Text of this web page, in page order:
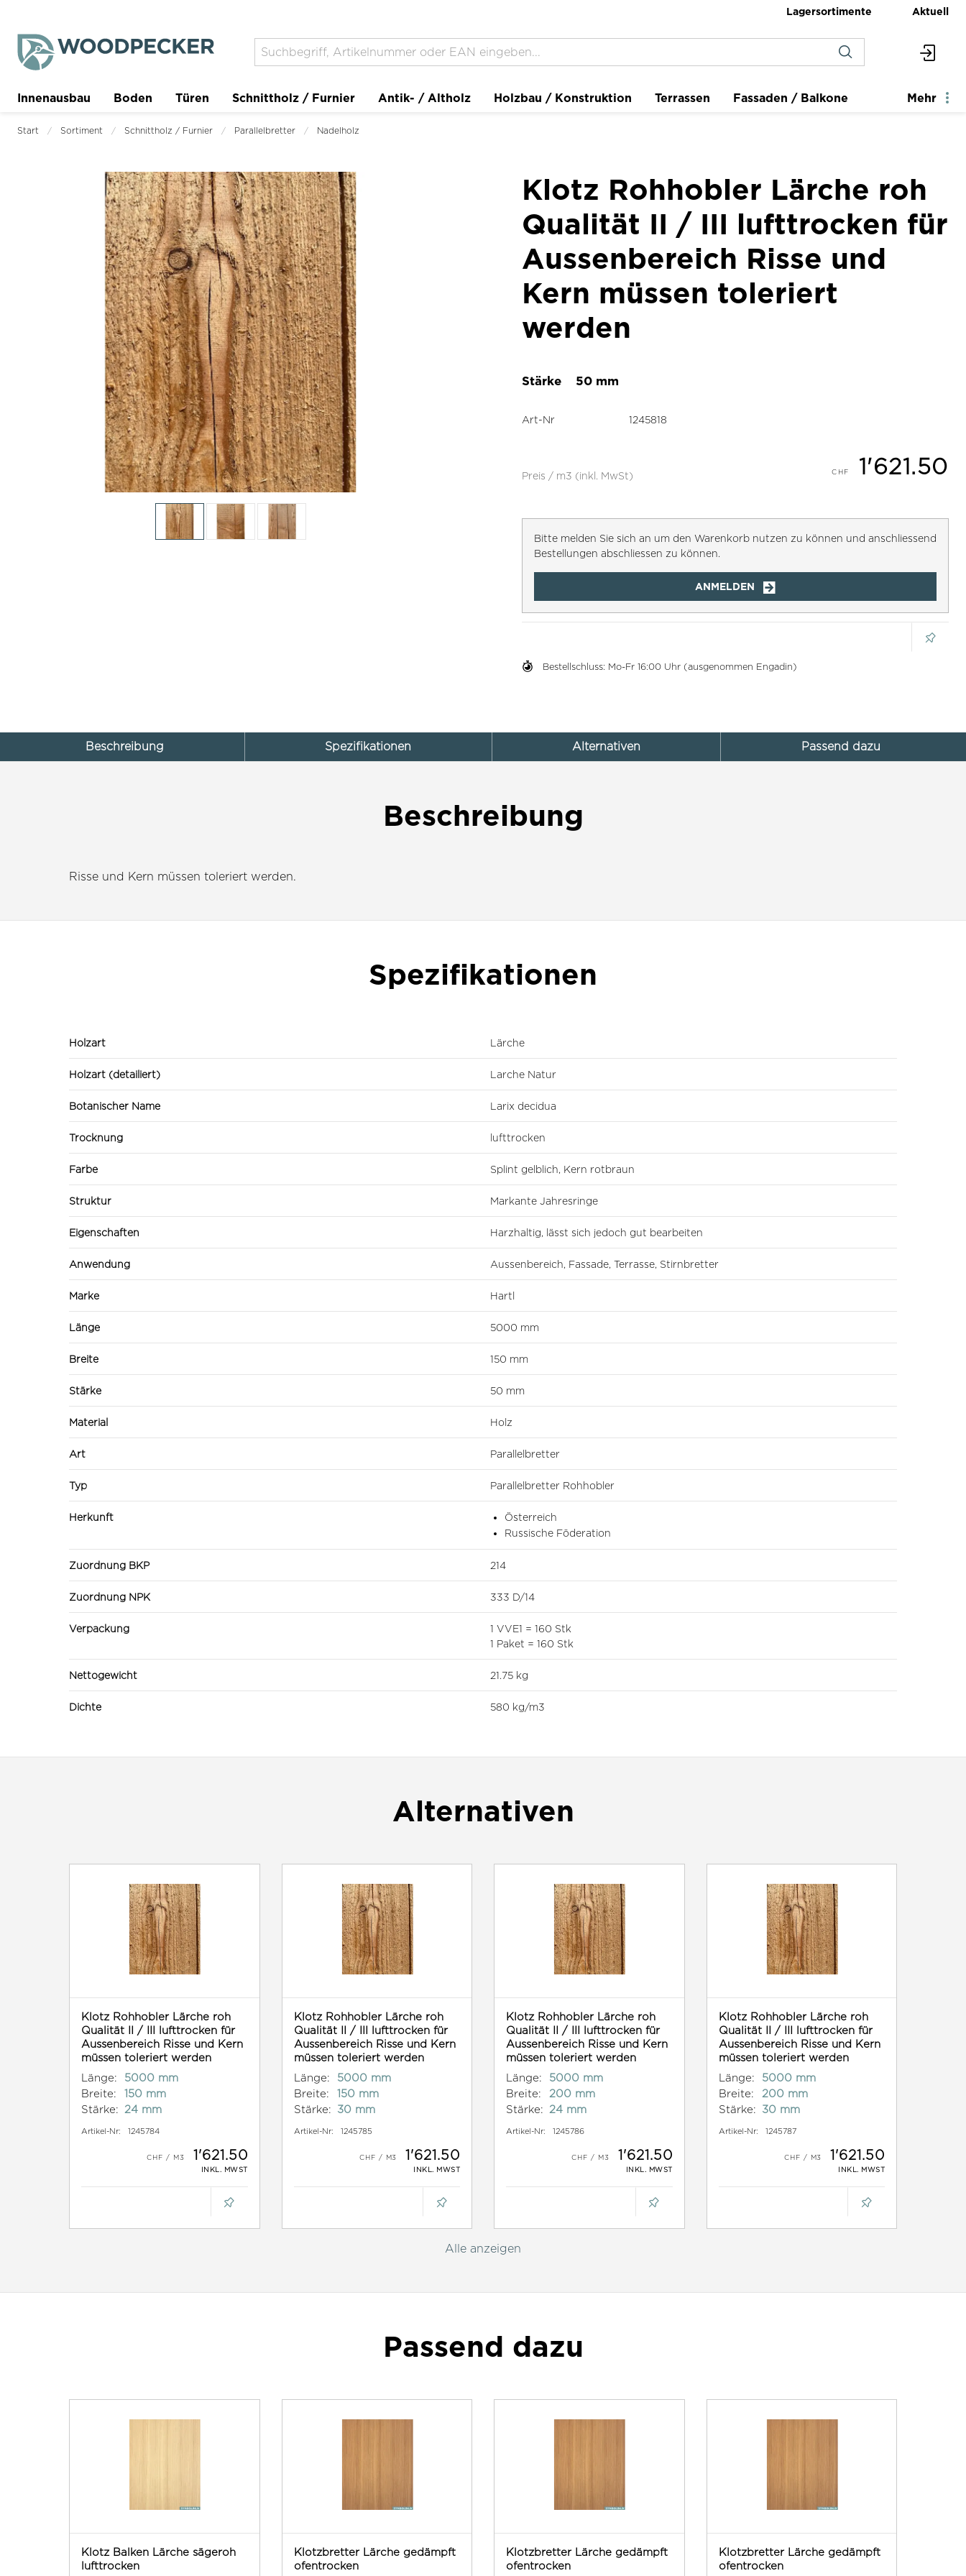
Lagersortimente Aktuell
Innenausbau Boden Türen Schnittholz / Furnier Antik- / Altholz Holzbau / Konstruktion Terrassen Fassaden / Balkone
Trockenbau Planer
Mehr
Start Sortiment Schnittholz / Furnier Parallelbretter Nadelholz
Klotz Rohhobler Lärche roh
Qualität II / III lufttrocken für
Aussenbereich Risse und
Kern müssen toleriert
werden
Stärke 50 mm
Preis / m3 (inkl. MwSt) 1'621.50
Bitte melden Sie sich an um den Warenkorb nutzen zu können und anschliessend
Bestellungen abschliessen zu können.
ANMELDEN
Bestellschluss: Mo-Fr 16:00 Uhr (ausgenommen Engadin)
Art-Nr 1245818
Beschreibung Spezifikationen Alternativen Passend dazu
Beschreibung
Risse und Kern müssen toleriert werden.
Spezifikationen
Holzart Lärche
Holzart (detailiert) Larche Natur
Botanischer Name Larix decidua
Trocknung lufttrocken
Farbe Splint gelblich, Kern rotbraun
Struktur Markante Jahresringe
Eigenschaften Harzhaltig, lässt sich jedoch gut bearbeiten
Anwendung Aussenbereich, Fassade, Terrasse, Stirnbretter
Marke Hartl
Länge 5000 mm
Breite 150 mm
Stärke 50 mm
Material Holz
Art Parallelbretter
Typ Parallelbretter Rohhobler
Herkunft
Österreich
Russische Föderation
Zuordnung BKP 214
Zuordnung NPK 333 D/14
Verpackung
1 VVE1 = 160 Stk
1 Paket = 160 Stk
Nettogewicht 21.75 kg
Dichte 580 kg/m3
Alternativen
Klotz Rohhobler Lärche roh
Qualität II / III lufttrocken für
Aussenbereich Risse und Kern
müssen toleriert werden
Länge:
5000 mm
Breite:
150 mm
Stärke:
24 mm
Artikel-Nr: 1245784
1'621.50
INKL. MWST
Klotz Rohhobler Lärche roh
Qualität II / III lufttrocken für
Aussenbereich Risse und Kern
müssen toleriert werden
Länge:
5000 mm
Breite:
150 mm
Stärke:
30 mm
Artikel-Nr: 1245785
1'621.50
INKL. MWST
Klotz Rohhobler Lärche roh
Qualität II / III lufttrocken für
Aussenbereich Risse und Kern
müssen toleriert werden
Länge:
5000 mm
Breite:
200 mm
Stärke:
24 mm
Artikel-Nr: 1245786
1'621.50
INKL. MWST
Klotz Rohhobler Lärche roh
Qualität II / III lufttrocken für
Aussenbereich Risse und Kern
müssen toleriert werden
Länge:
5000 mm
Breite:
200 mm
Stärke:
30 mm
Artikel-Nr: 1245787
1'621.50
INKL. MWST
Alle anzeigen
Passend dazu
Klotz Balken Lärche sägeroh
lufttrocken
Klotzbretter Lärche gedämpft
ofentrocken
Klotzbretter Lärche gedämpft
ofentrocken
Klotzbretter Lärche gedämpft
ofentrocken